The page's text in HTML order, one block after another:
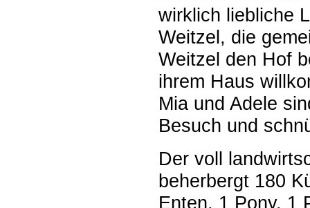
wirklich liebliche
Weitzel, die
Weitzel den Hof
ihrem Haus
Mia und Adele
Besuch und
Der voll
beherbergt 180
Enten, 1 Pony, 1